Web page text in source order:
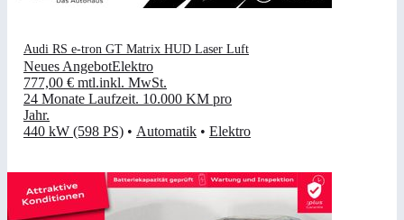
Audi RS e-tron GT Matrix HUD Laser Luft
Neues AngebotElektro
777,00 € mtl.inkl. MwSt.
24 Monate Laufzeit. 10.000 KM pro
Jahr.
440 kW (598 PS) • Automatik • Elektro